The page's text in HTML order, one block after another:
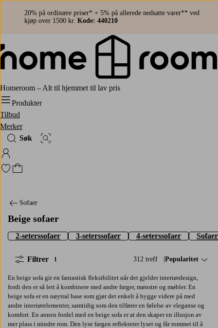
20% på ordinære priser* + 5% på allerede nedsatte varer** ved
kjøp over 1500 kr. Kode: 440210
Homeroom – Alt til hjemmet til lav pris
Produkter
Tilbud
Merker
Søk
Bildesøk
Logg på Homeroom
Gå til favorittmerkede produkter
Gå til handlekurven
Sofaer
Beige sofaer
2-seterssofaer 3-seterssofaer 4-seterssofaer
312 treff Sorter på:
Popularitet
Filtrer 1
En beige sofa gir en fantastisk fleksibilitet når det gjelder interiørdesign,
fordi den er så lett å kombinere med andre farger, mønstre og møbler. En
beige sofa er en nøytral base som gjør det enkelt å bygge videre på med
andre interiørelementer, samtidig som den tilfører en følelse av eleganse og
komfort. En annen fordel med en beige sofa er at den skaper en illusjon av
mer plass i mindre rom. Den lyse fargen reflekterer lyset og får rommet til å